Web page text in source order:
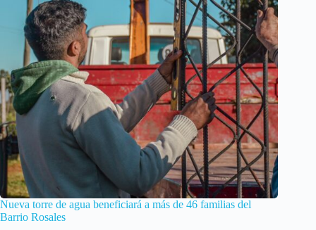
Nueva torre de agua beneficiará a más de 46 familias del
Barrio Rosales